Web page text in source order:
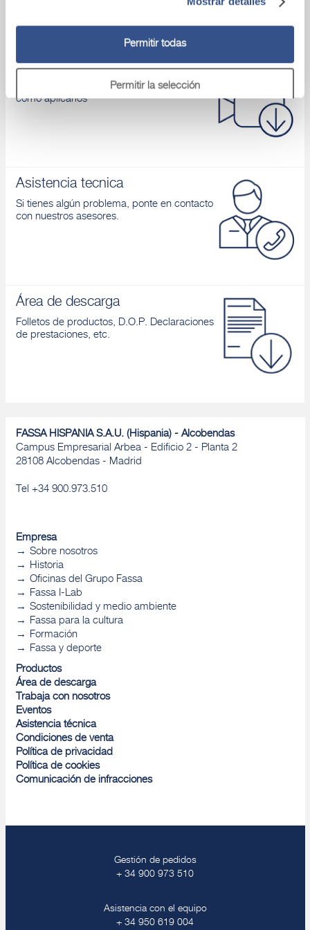
Permitir todas
Permitir la selección
Vídeo
Conoces nuestros productos y aprendes
cómo aplicarlos
Asistencia tecnica
Si tienes algún problema, ponte en contacto
con nuestros asesores.
Área de descarga
Folletos de productos, D.O.P. Declaraciones
de prestaciones, etc.
FASSA HISPANIA S.A.U. (Hispania) - Alcobendas
Campus Empresarial Arbea - Edificio 2 - Planta 2
28108 Alcobendas - Madrid
Tel +34 900.973.510
Empresa
Sobre nosotros
Historia
Oficinas del Grupo Fassa
Fassa I-Lab
Sostenibilidad y medio ambiente
Fassa para la cultura
Formación
Fassa y deporte
Productos
Área de descarga
Trabaja con nosotros
Eventos
Asistencia técnica
Condiciones de venta
Política de privacidad
Política de cookies
Comunicación de infracciones
Gestión de pedidos
+ 34 900 973 510
Asistencia con el equipo
+ 34 950 619 004